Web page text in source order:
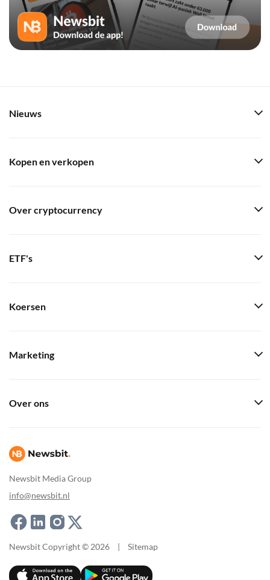
Newsbit Media Group
info@newsbit.nl
Nieuws
Kopen en verkopen
Over cryptocurrency
ETF's
Koersen
Marketing
Over ons
Newsbit Copyright © 2026 | Sitemap